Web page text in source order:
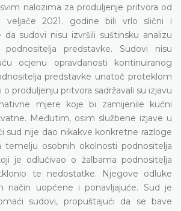
nalozima za produljenje pritvora od
veljače 2021. godine bili vrlo slični i
da sudovi nisu izvršili suštinsku analizu
podnositelja predstavke. Sudovi nisu
ocjenu opravdanosti kontinuiranog
predstavke unatoč proteklom
produljenju pritvora sadržavali su izjavu
mjere koje bi zamijenile kućni
Međutim, osim službene izjave u
sud nije dao nikakve konkretne razloge
temelju osobnih okolnosti podnositelja
je odlučivao o žalbama podnositelja
te nedostatke. Njegove odluke
način uopćene i ponavljajuće. Sud je
sudovi, propuštajući da se bave